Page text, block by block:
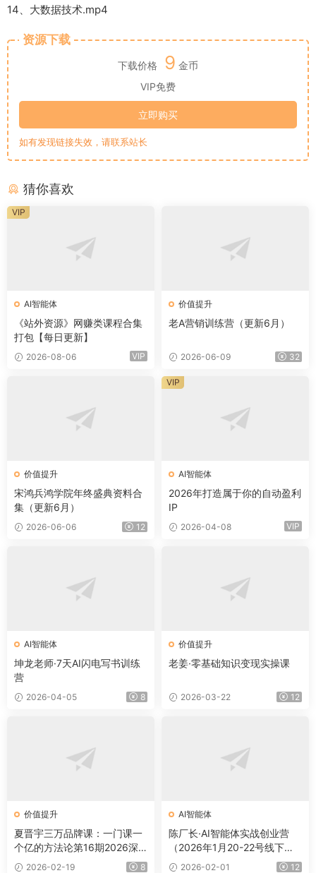
14、大数据技术.mp4
资源下载
下载价格 9 金币
VIP免费
立即购买
如有发现链接失效，请联系站长
猜你喜欢
AI智能体
《站外资源》网赚类课程合集
打包【每日更新】
2026-08-06 VIP
VIP
价值提升
老A营销训练营（更新6月）
2026-06-09 32
价值提升
宋鸿兵鸿学院年终盛典资料合
集（更新6月）
2026-06-06 12
AI智能体
2026年打造属于你的自动盈利
IP
2026-04-08 VIP
VIP
AI智能体
坤龙老师·7天AI闪电写书训练
营
2026-04-05 8
价值提升
老姜·零基础知识变现实操课
2026-03-22 12
价值提升
夏晋宇三万品牌课：一门课一
个亿的方法论第16期2026深
圳下线课（音频+字幕）
2026-02-19 8
AI智能体
陈厂长·AI智能体实战创业营
（2026年1月20-22号线下
课）2026-02-01 12